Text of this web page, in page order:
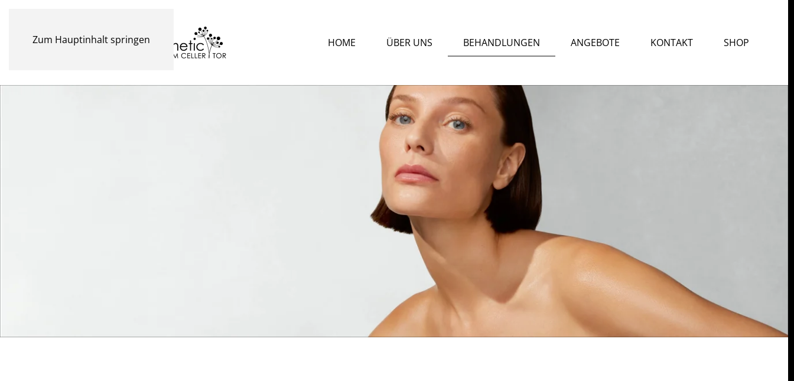
Zum Hauptinhalt springen HOME ÜBER UNS BEHANDLUNGEN ANGEBOTE KONTAKT SHOP